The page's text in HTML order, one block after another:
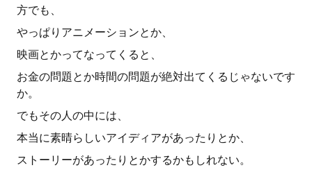
方でも、
やっぱりアニメーションとか、
映画とかってなってくると、
お金の問題とか時間の問題が絶対出てくるじゃないです
か。
でもその人の中には、
本当に素晴らしいアイディアがあったりとか、
ストーリーがあったりとかするかもしれない。